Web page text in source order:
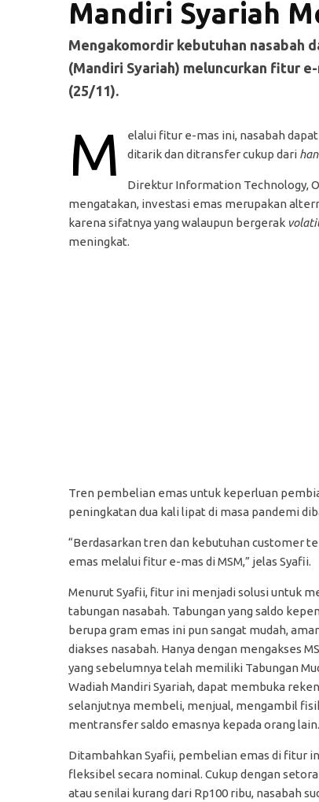
Mandiri Syariah
Mengakomordir kebutuhan nasabah
(Mandiri Syariah) meluncurkan fitur
(25/11).
M elalui fitur e-mas ini, nasabah
ditarik dan ditransfer cukup dari
Direktur Information Technology,
mengatakan, investasi emas merupakan
karena sifatnya yang walaupun bergerak
meningkat.
Tren pembelian emas untuk keperluan
peningkatan dua kali lipat di masa pandemi
“Berdasarkan tren dan kebutuhan customer
emas melalui fitur e-mas di MSM,” jelas Syafii.
Menurut Syafii, fitur ini menjadi solusi untuk
tabungan nasabah. Tabungan yang saldo
berupa gram emas ini pun sangat mudah,
diakses nasabah. Hanya dengan mengakses
yang sebelumnya telah memiliki Tabungan
Wadiah Mandiri Syariah, dapat membuka
selanjutnya membeli, menjual, mengambil
mentransfer saldo emasnya kepada orang lain.
Ditambahkan Syafii, pembelian emas di fitur
fleksibel secara nominal. Cukup dengan
atau senilai kurang dari Rp100 ribu, nasabah